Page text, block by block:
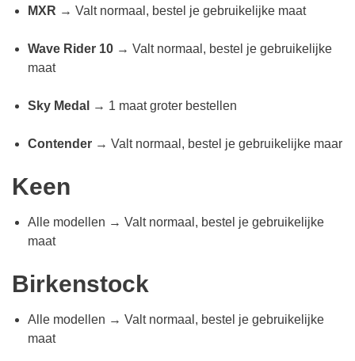
MXR → Valt normaal, bestel je gebruikelijke maat
Wave Rider 10 → Valt normaal, bestel je gebruikelijke
maat
Sky Medal → 1 maat groter bestellen
Contender → Valt normaal, bestel je gebruikelijke maar
Keen
Alle modellen → Valt normaal, bestel je gebruikelijke
maat
Birkenstock
Alle modellen → Valt normaal, bestel je gebruikelijke
maat